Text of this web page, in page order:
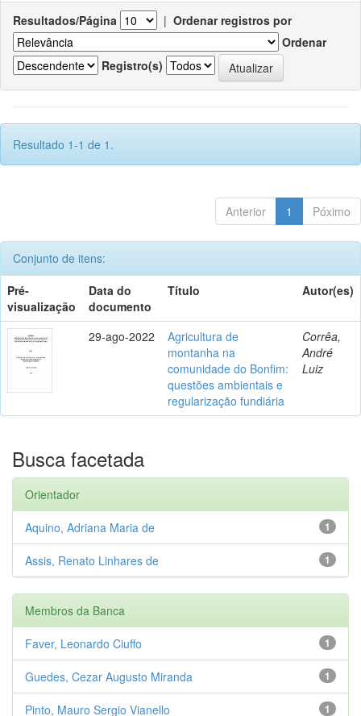
Resultados/Página | Ordenar registros por
Ordenar
Registro(s)
Resultado 1-1 de 1.
Anterior 1 Póximo
Conjunto de itens:
Pré-
visualização
Data do
documento
Título Autor(es)
29-ago-2022
Agricultura de
montanha na
comunidade do Bonfim:
questões ambientais e
regularização fundiária
Corrêa,
André
Luiz
Busca facetada
Orientador
1
Aquino, Adriana Maria de
1
Assis, Renato Linhares de
Membros da Banca
1
Faver, Leonardo Ciuffo
1
Guedes, Cezar Augusto Miranda
1
Pinto, Mauro Sergio Vianello